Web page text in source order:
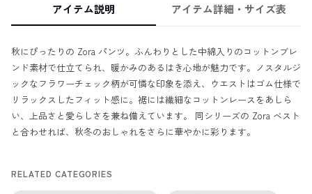
アイテム説明 アイテム詳細・サイズ表
秋にぴったりの Zora パンツ。ふんわりとした中綿入りのコットンブレ
ンド素材で仕立てられ、暖かみのあるはき心地が魅力です。ノスタルジ
ックなフラワーチェック柄が可憐な印象を添え、ウエストはゴム仕様で
リラックスしたフィット感に。裾には繊細なコットンレースをあしら
い、上品さと愛らしさを兼ね備えています。 同シリーズの Zora ベスト
と合わせれば、秋冬のおしゃれをさらに華やかに彩ります。
RELATED CATEGORIES